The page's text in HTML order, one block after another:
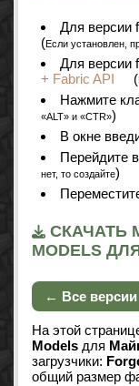
Для версии
(Если установлен,
Для версии
+ Fabric API (
Нажмите
«ALT» и «CTR»)
В окне
Перейдите
нет, то создайте)
СКАЧАТЬ
MODELS
← Все версии
На этой
Models для
загрузчики:
общий размер